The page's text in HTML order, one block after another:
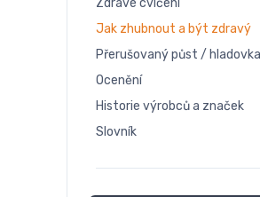
Jak zhubnout a být zdravý
Přerušovaný půst / hladovka
Ocenění
Historie výrobců a značek
Slovník